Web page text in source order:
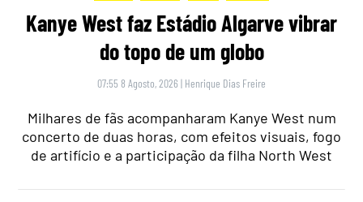
Kanye West faz Estádio Algarve vibrar
do topo de um globo
07:55 8 Agosto, 2026 | Henrique Dias Freire
Milhares de fãs acompanharam Kanye West num
concerto de duas horas, com efeitos visuais, fogo
de artifício e a participação da filha North West